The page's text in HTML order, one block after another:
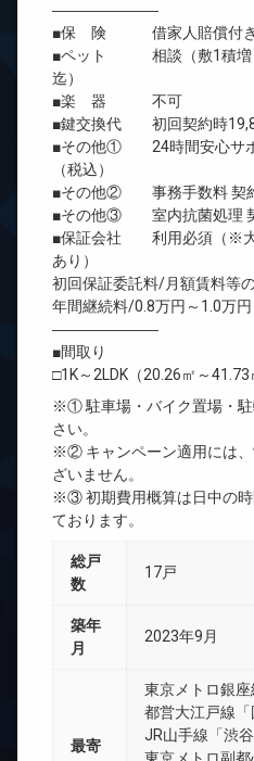
―――――――
■保 険 借家人賠償付き
■ペット 相談（敷1積増
迄）
■楽 器 不可
■鍵交換代 初回契約時
■その他① 24時間安心サポ
（税込）
■その他② 事務手数料 契約
■その他③ 室内抗菌処理 契
■保証会社 利用必須（※大
あり）
初回保証委託料/月額賃料等
年間継続料/0.8万円～1.0万円
―――――――
■間取り
□1K～2LDK（20.26㎡～41.73
※① 駐車場・バイク置場・
さい。
※② キャンペーン適用には
ざいません。
※③ 初期費用概算は日中の
ております。
総戸
数
17戸
築年
月
2023年9月
最寄
東京メトロ銀
都営大江戸線
JR山手線「渋